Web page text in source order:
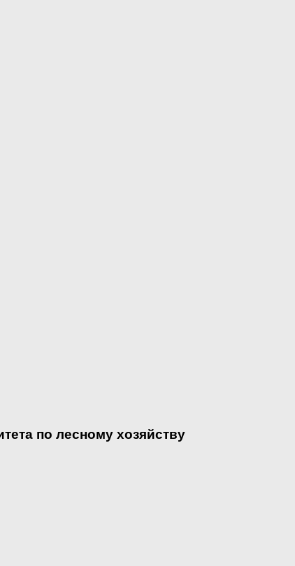
по лесному хозяйству